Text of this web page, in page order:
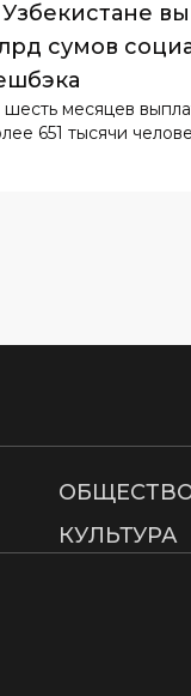
шесть месяцев
КУЛЬТУРА